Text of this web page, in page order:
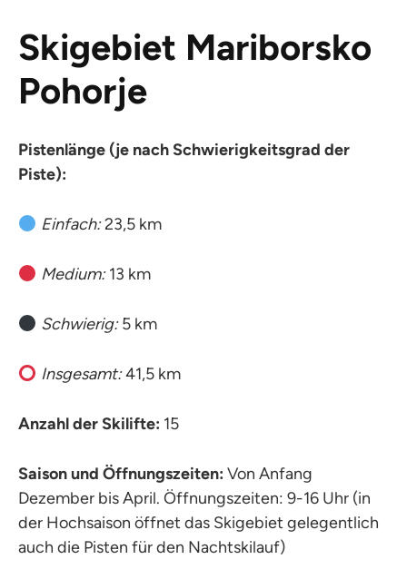
Skigebiet Mariborsko
Pohorje
Pistenlänge (je nach Schwierigkeitsgrad der
Piste):
Einfach:23,5 km
Medium:13 km
Schwierig:5 km
Insgesamt:41,5 km
Anzahl der Skilifte: 15
Saison und Öffnungszeiten: Von Anfang
Dezember bis April. Öffnungszeiten: 9-16 Uhr (in
der Hochsaison öffnet das Skigebiet gelegentlich
auch die Pisten für den Nachtskilauf)